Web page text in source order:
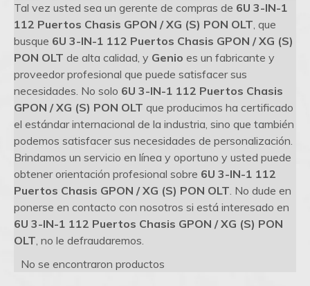
Tal vez usted sea un gerente de compras de 6U 3-IN-1
112 Puertos Chasis GPON / XG (S) PON OLT, que
busque 6U 3-IN-1 112 Puertos Chasis GPON / XG (S)
PON OLT de alta calidad, y Genio es un fabricante y
proveedor profesional que puede satisfacer sus
necesidades. No solo 6U 3-IN-1 112 Puertos Chasis
GPON / XG (S) PON OLT que producimos ha certificado
el estándar internacional de la industria, sino que también
podemos satisfacer sus necesidades de personalización.
Brindamos un servicio en línea y oportuno y usted puede
obtener orientación profesional sobre 6U 3-IN-1 112
Puertos Chasis GPON / XG (S) PON OLT. No dude en
ponerse en contacto con nosotros si está interesado en
6U 3-IN-1 112 Puertos Chasis GPON / XG (S) PON
OLT, no le defraudaremos.
No se encontraron productos